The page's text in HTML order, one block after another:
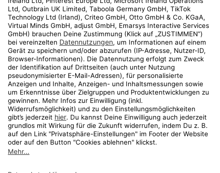
Kundenservice
Shop
Aktionen
Travel